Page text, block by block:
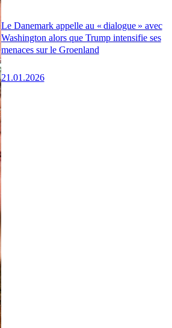
Le Danemark appelle au « dialogue » avec
Washington alors que Trump intensifie ses
menaces sur le Groenland
21.01.2026